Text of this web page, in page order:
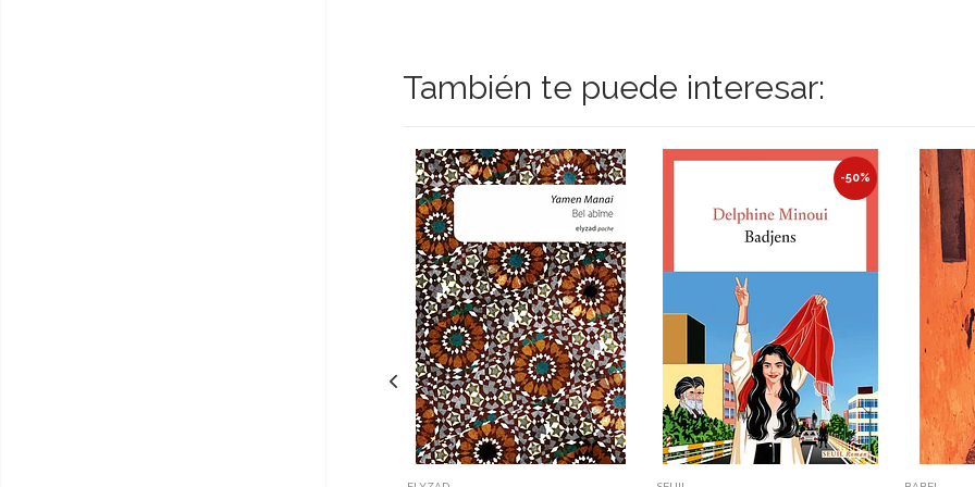
También te puede interesar:
-50%